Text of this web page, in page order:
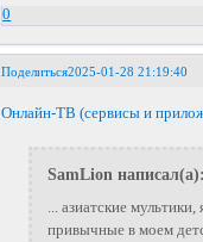
0
Поделиться2025-01-28 21:19:40
Онлайн-ТВ (сервисы и
SamLion
... азиатские
привычные в моем